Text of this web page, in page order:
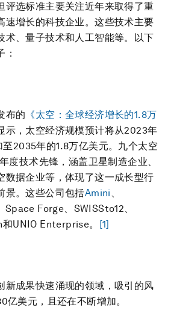
评选标准主要关注近年来取得了重
速增长的科技企业。这些技术主要
术、量子技术和人工智能等。以下
：
布的 《太空：全球经济增长的1.8万
示，太空经济规模预计将从2023年
2035年的1.8万亿美元。九个太空
度技术先锋，涵盖卫星制造企业、
数据企业等，体现了这一成长型行
景。这些公司包括Amini 、
Forge、SWISSto12、
UNIO Enterprise。 [1]
新成果快速涌现的领域，吸引的风
亿美元，且还在不断增加。